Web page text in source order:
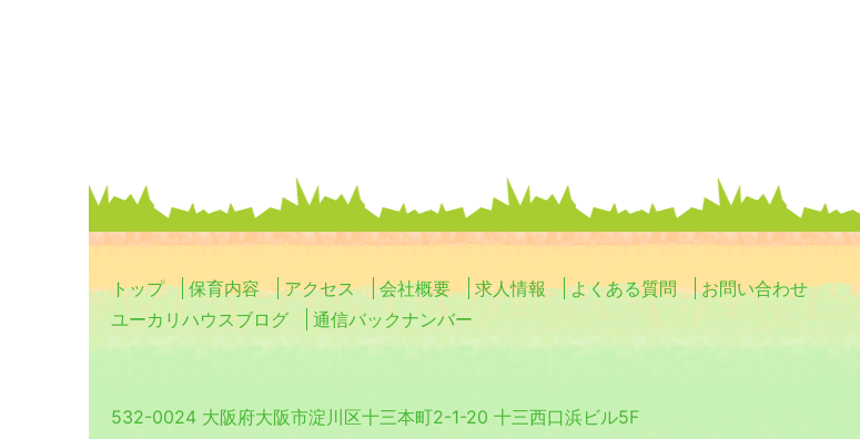
トップ 保育内容 アクセス 会社概要 求人情報 よくある質問
お問い合わせ
ユーカリハウスブログ
通信バックナンバー
532-0024 大阪府大阪市淀川区十三本町2-1-20 十三西口浜ビル5F